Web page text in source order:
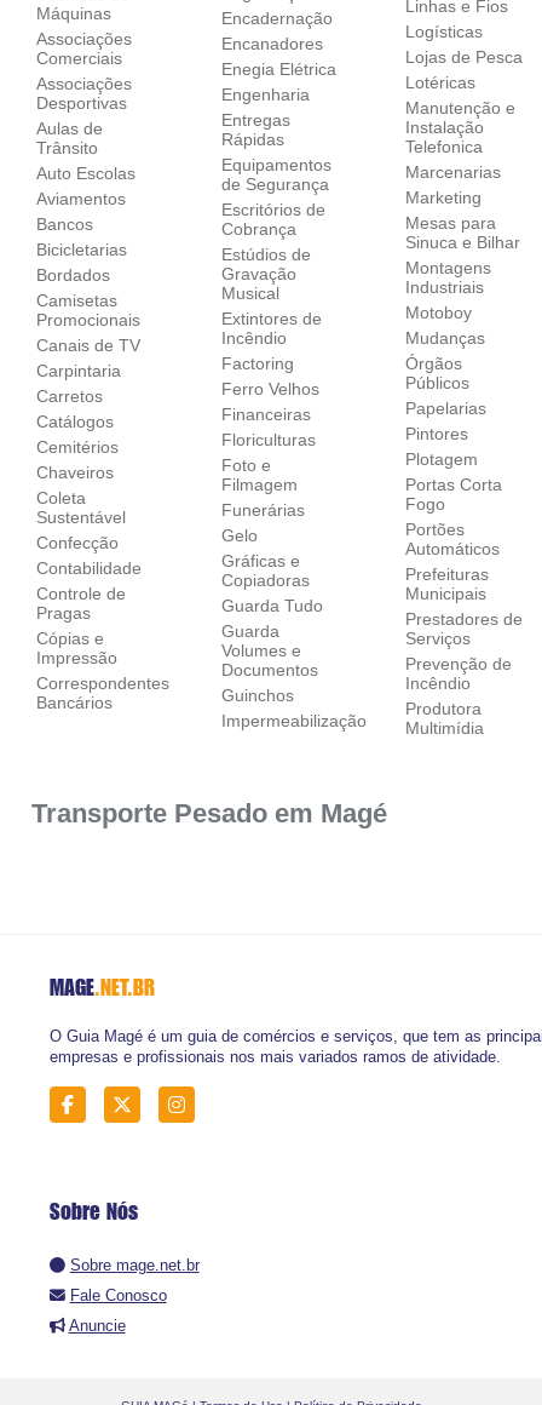
Máquinas
Associações
Comerciais
Associações
Desportivas
Aulas de
Trânsito
Auto Escolas
Aviamentos
Bancos
Bicicletarias
Bordados
Camisetas
Promocionais
Canais de TV
Carpintaria
Carretos
Catálogos
Cemitérios
Chaveiros
Coleta
Sustentável
Confecção
Contabilidade
Controle de
Pragas
Cópias e
Impressão
Correspondentes
Bancários
Encadernação
Encanadores
Enegia Elétrica
Engenharia
Entregas
Rápidas
Equipamentos
de Segurança
Escritórios de
Cobrança
Estúdios de
Gravação
Musical
Extintores de
Incêndio
Factoring
Ferro Velhos
Financeiras
Floriculturas
Foto e
Filmagem
Funerárias
Gelo
Gráficas e
Copiadoras
Guarda Tudo
Guarda
Volumes e
Documentos
Guinchos
Impermeabilização
Linhas e Fios
Logísticas
Lojas de Pesca
Lotéricas
Manutenção e
Instalação
Telefonica
Marcenarias
Marketing
Mesas para
Sinuca e Bilhar
Montagens
Industriais
Motoboy
Mudanças
Órgãos
Públicos
Papelarias
Pintores
Plotagem
Portas Corta
Fogo
Portões
Automáticos
Prefeituras
Municipais
Prestadores de
Serviços
Prevenção de
Incêndio
Produtora
Multimídia
Transporte Pesado em Magé
MAGE.NET.BR
O Guia Magé é um guia de comércios e serviços, que tem as
empresas e profissionais nos mais variados ramos de atividade.
Sobre Nós
Sobre mage.net.br
Fale Conosco
Anuncie